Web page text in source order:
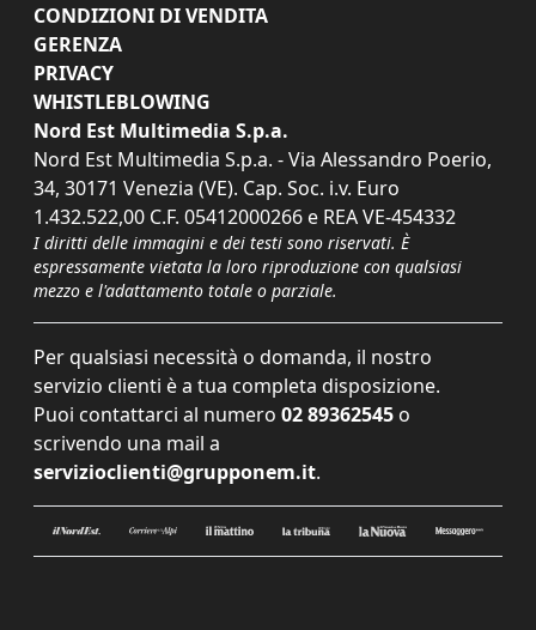
CONDIZIONI DI VENDITA
GERENZA
PRIVACY
WHISTLEBLOWING
Nord Est Multimedia S.p.a.
Nord Est Multimedia S.p.a. - Via Alessandro Poerio,
34, 30171 Venezia (VE). Cap. Soc. i.v. Euro
1.432.522,00 C.F. 05412000266 e REA VE-454332
I diritti delle immagini e dei testi sono riservati. È
espressamente vietata la loro riproduzione con qualsiasi
mezzo e l'adattamento totale o parziale.
Per qualsiasi necessità o domanda, il nostro
servizio clienti è a tua completa disposizione.
Puoi contattarci al numero 02 89362545 o
scrivendo una mail a
servizioclienti@grupponem.it.